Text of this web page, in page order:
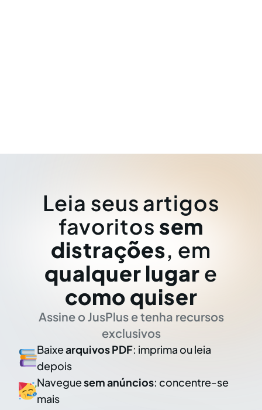
Leia seus artigos
favoritos sem
distrações, em
qualquer lugar e
como quiser
Assine o JusPlus e tenha recursos
exclusivos
Baixearquivos PDF: imprima ou leia
depois
Naveguesem anúncios: concentre-se
mais